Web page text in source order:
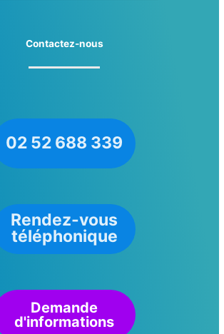
Contactez-nous
02 52 688 339
Rendez-vous
téléphonique
Demande
d'informations